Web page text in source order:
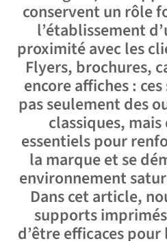
conservent un rôle
l’établissement
proximité avec les
Flyers, brochures,
encore affiches :
pas seulement des
classiques,
essentiels pour
la marqueet se
environnement
Dans cet article,
supports
d’être efficaces